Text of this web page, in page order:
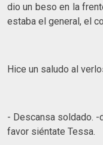
dio un beso en la
estaba el general, el
Hice un saludo al
- Descansa soldado. -
favor siéntate Tessa.